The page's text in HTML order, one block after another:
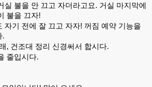
실 불을 안 끄고 자더라고요. 거실 마지막에
불을 끄자!
자기 전에 잘 끄고 자자! 꺼짐 예약 기능을
.
, 건조대 정리 신경써서 합시다.
줄입시다.